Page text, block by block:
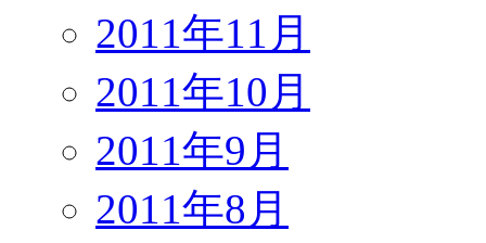
2011年11月
2011年10月
2011年9月
2011年8月